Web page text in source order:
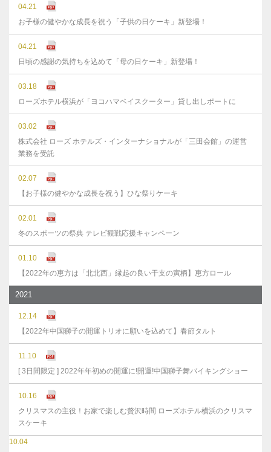
04.21
お子様の健やかな成長を祝う「子供の日ケーキ」新登場！
04.21
日頃の感謝の気持ちを込めて「母の日ケーキ」新登場！
03.18
ローズホテル横浜が「ヨコハマベイスクーター」貸し出しポートに
03.02
株式会社 ローズ ホテルズ・インターナショナルが「三田会館」の運営
業務を受託
02.07
【お子様の健やかな成長を祝う】ひな祭りケーキ
02.01
冬のスポーツの祭典 テレビ観戦応援キャンペーン
01.10
【2022年の恵方は「北北西」縁起の良い干支の寅柄】恵方ロール
2021
12.14
【2022年中国獅子の開運トリオに願いを込めて】春節タルト
11.10
[ 3日間限定 ] 2022年年初めの開運に!開運!中国獅子舞バイキングショー
10.16
クリスマスの主役！お家で楽しむ贅沢時間 ローズホテル横浜のクリスマ
スケーキ
10.04